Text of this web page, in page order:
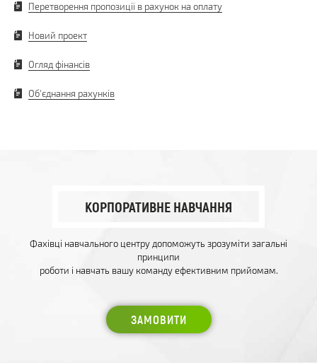
Перетворення пропозиції в рахунок на оплату
Новий проект
Огляд фінансів
Об'єднання рахунків
КОРПОРАТИВНЕ НАВЧАННЯ
Фахівці навчального центру допоможуть зрозуміти загальні
принципи
роботи і навчать вашу команду ефективним прийомам.
ЗАМОВИТИ